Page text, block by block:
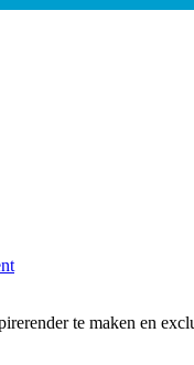
te maken en